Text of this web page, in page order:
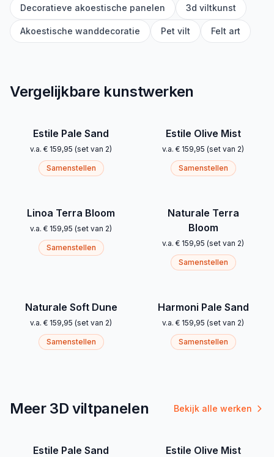
Decoratieve akoestische panelen 3d viltkunst
Akoestische wanddecoratie Pet vilt Felt art
Vergelijkbare kunstwerken
Estile Pale Sand
v.a. € 159,95 (set van 2)
Samenstellen
Estile Olive Mist
v.a. € 159,95 (set van 2)
Samenstellen
Linoa Terra Bloom
v.a. € 159,95 (set van 2)
Samenstellen
Naturale Terra
Bloom
v.a. € 159,95 (set van 2)
Samenstellen
Naturale Soft Dune
v.a. € 159,95 (set van 2)
Samenstellen
Harmoni Pale Sand
v.a. € 159,95 (set van 2)
Samenstellen
Meer 3D viltpanelen Bekijk alle werken
Estile Pale Sand Estile Olive Mist